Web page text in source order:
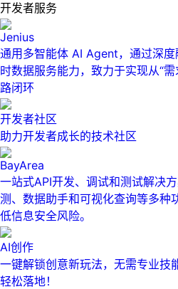
开发者服务
Jenius
通用多智能体 AI Agent，通过深
时数据服务能力，致力于实现从“
路闭环
开发者社区
助力开发者成长的技术社区
BayArea
一站式API开发、调试和测试解决
测、数据助手和可视化查询等多种
低信息安全风险。
AI创作
一键解锁创意新玩法，无需专业技
轻松落地！